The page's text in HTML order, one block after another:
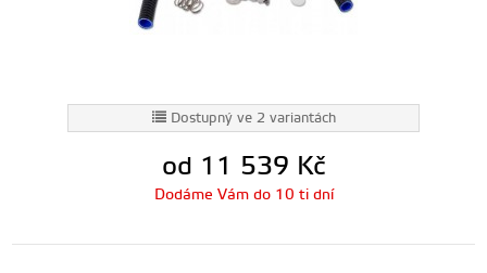
Dostupný ve 2 variantách
od 11 539 Kč
Dodáme Vám do 10 ti dní